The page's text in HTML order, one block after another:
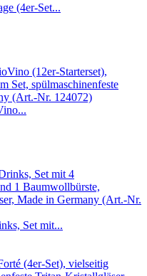
(4er-Set...
Set mit...